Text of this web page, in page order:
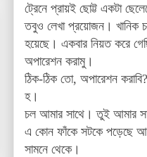
ট্রেনে প্রায়ই ছোট্ট একটা
তবুও লেখা প্রয়োজন। খানিক
হয়েছে। একবার নিয়ত করে
অপারেশন করামু।
ঠিক-ঠিক তো, অপারেশন করাবি?
হ।
চল আমার সাথে। তুই আমার
এ কোন ফাঁকে সটকে পড়েছে
সামনে থেকে।